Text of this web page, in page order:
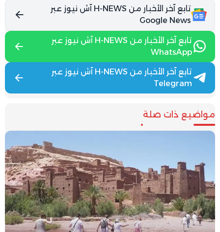
تابع آخر الأخبار من H-NEWS آش نيوز عبر
Google News
تابع آخر الأخبار من H-NEWS آش نيوز عبر
WhatsApp
تابع آخر الأخبار من H-NEWS آش نيوز عبر
Telegram
مواضيع ذات صلة